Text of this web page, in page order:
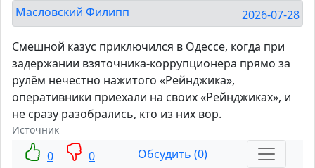
Масловский Филипп 2026-07-28
Смешной казус приключился в Одессе, когда при
задержании взяточника-коррупционера прямо за
рулём нечестно нажитого «Рейнджика»,
оперативники приехали на своих «Рейнджиках», и
не сразу разобрались, кто из них вор.
Источник
0 0
Обсудить (0)